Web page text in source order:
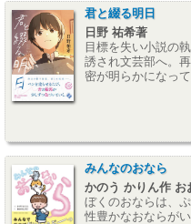
君と綴る明日
日野 祐希著
目標を失い小説の
誘され文芸部へ。
密が明らかになって
みんなのおなら
かのう かりん作 お
ぼくのおならは、
性豊かなおならが